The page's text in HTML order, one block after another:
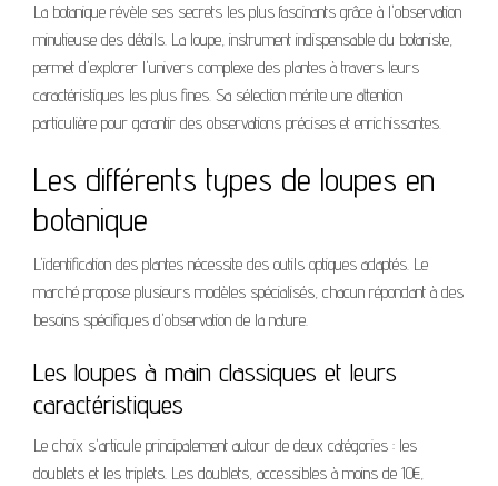
La botanique révèle ses secrets les plus fascinants grâce à l'observation
minutieuse des détails. La loupe, instrument indispensable du botaniste,
permet d'explorer l'univers complexe des plantes à travers leurs
caractéristiques les plus fines. Sa sélection mérite une attention
particulière pour garantir des observations précises et enrichissantes.
Les différents types de loupes en
botanique
L'identification des plantes nécessite des outils optiques adaptés. Le
marché propose plusieurs modèles spécialisés, chacun répondant à des
besoins spécifiques d'observation de la nature.
Les loupes à main classiques et leurs
caractéristiques
Le choix s'articule principalement autour de deux catégories : les
doublets et les triplets. Les doublets, accessibles à moins de 10€,